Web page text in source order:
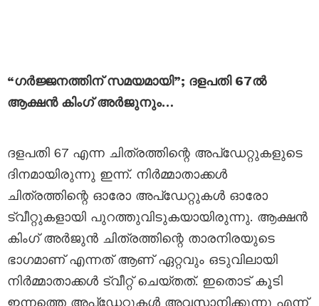
“ഗർജ്ജനത്തിന് സമയമായി”; ദളപതി 67ൽ
ആക്ഷൻ കിംഗ്‌ അർജുനും…
ദളപതി 67 എന്ന ചിത്രത്തിന്റെ അപ്‌ഡേറ്റുകളുടെ
ദിനമായിരുന്നു ഇന്ന്. നിർമ്മാതാക്കൾ
ചിത്രത്തിന്റെ ഓരോ അപ്‌ഡേറ്റുകൾ ഓരോ
ട്വീറ്റുകളായി പുറത്തുവിടുകയായിരുന്നു. ആക്ഷൻ
കിംഗ്‌ അർജുൻ ചിത്രത്തിന്റെ താരനിരയുടെ
ഭാഗമാണ് എന്നത് ആണ് ഏറ്റവും ഒടുവിലായി
നിർമ്മാതാക്കൾ ട്വീറ്റ് ചെയ്തത്. ഇതൊട് കൂടി
ഇന്നത്തെ അപ്‌ഡേറ്റുകൾ അവസാനിക്കുന്നു എന്ന്